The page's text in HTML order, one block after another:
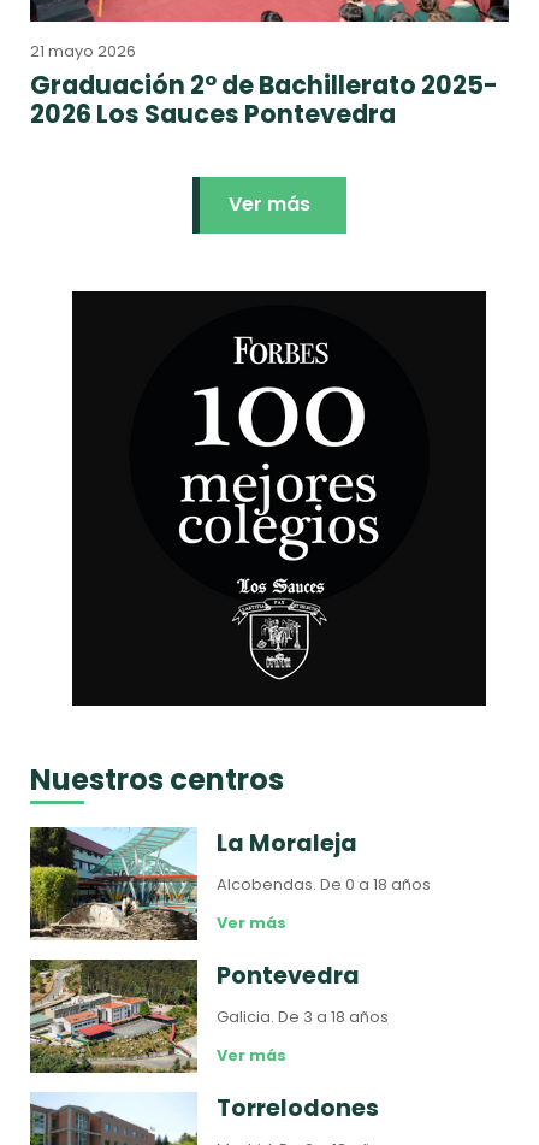
21 mayo 2026
Graduación 2º de Bachillerato 2025-
2026 Los Sauces Pontevedra
Ver más
Nuestros centros
La Moraleja
Alcobendas.De 0 a 18 años
Ver más
Pontevedra
Galicia.De 3 a 18 años
Ver más
Torrelodones